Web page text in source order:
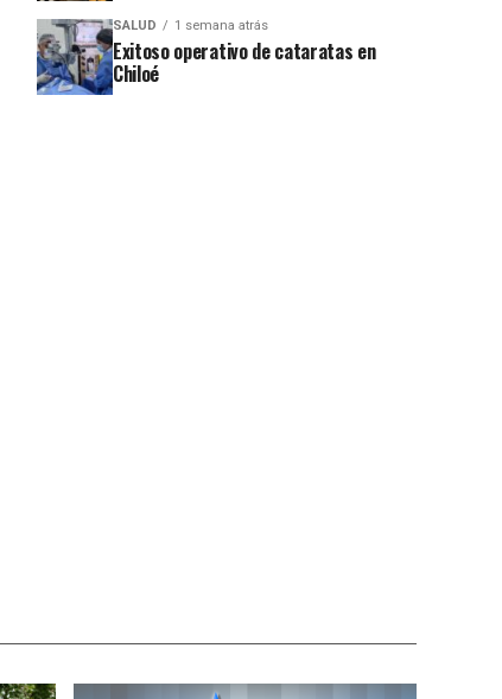
SALUD 1 semana atrás
Exitoso operativo de cataratas en
Chiloé